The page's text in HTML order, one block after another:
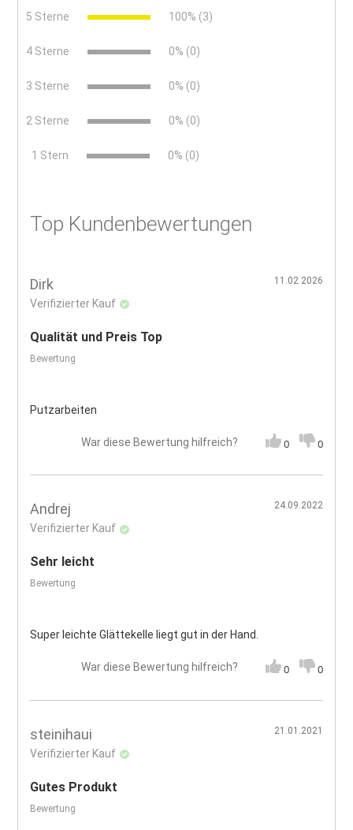
5 Sterne 100% (3)
4 Sterne 0% (0)
3 Sterne 0% (0)
2 Sterne 0% (0)
1 Stern 0% (0)
Top Kundenbewertungen
Dirk
Verifizierter Kauf
11.02.2026
Qualität und Preis Top
Bewertung
Putzarbeiten
War diese Bewertung hilfreich? 0 0
Andrej
Verifizierter Kauf
24.09.2022
Sehr leicht
Bewertung
Super leichte Glättekelle liegt gut in der Hand.
War diese Bewertung hilfreich? 0 0
steinihaui
Verifizierter Kauf
21.01.2021
Gutes Produkt
Bewertung